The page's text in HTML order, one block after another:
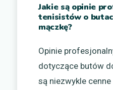
Jakie są opinie
tenisistów o
mączkę?
Opinie
dotyczące butów
są niezwykle